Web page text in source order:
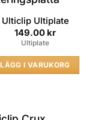
Ulticlip Ultiplate
149.00 kr
Ultiplate
LÄGG I VARUKORG